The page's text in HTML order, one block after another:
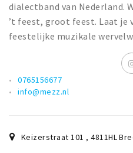
dialectband van Nederland.
’t feest, groot feest. Laat je
feestelijke muzikale
0765156677
info@mezz.nl
Keizerstraat 101 ,4811HL